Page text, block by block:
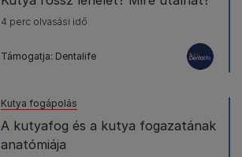
4 perc olvasási idő
Támogatja: Dentalife
Kutya fogápolás
A kutyafog és a kutya fogazatának
anatómiája